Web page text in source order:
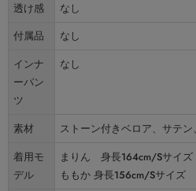
透け感
なし
付属品
なし
インナ
ーパン
ツ
なし
素材
ストーン付きベロア、サテ
着用モ
デル
まりん 身長164cm/Sサイズ
ももか 身長156cm/Sサイズ